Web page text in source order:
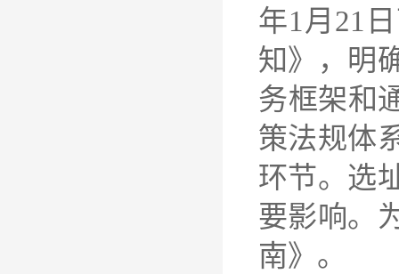
年1月21
知》，明
务框架和
策法规体
环节。选
要影响。
南》。